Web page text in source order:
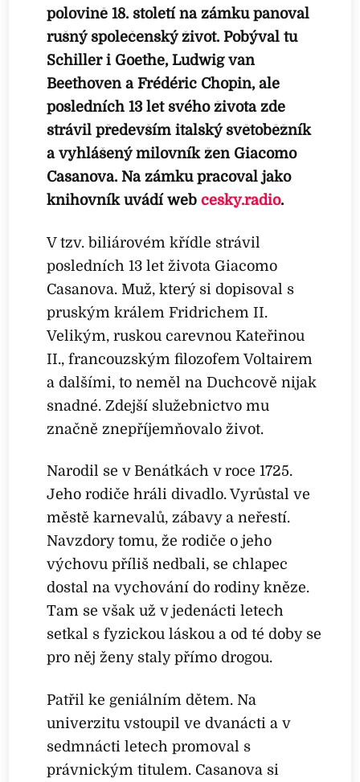
polovině 18. století na zámku panoval
rušný společenský život. Pobýval tu
Schiller i Goethe, Ludwig van
Beethoven a Frédéric Chopin, ale
posledních 13 let svého života zde
strávil především italský světoběžník
a vyhlášený milovník žen Giacomo
Casanova. Na zámku pracoval jako
knihovník uvádí webcesky.radio.
V tzv. biliárovém křídle strávil
posledních 13 let života Giacomo
Casanova. Muž, který si dopisoval s
pruským králem Fridrichem II.
Velikým, ruskou carevnou Kateřinou
II., francouzským filozofem Voltairem
a dalšími, to neměl na Duchcově nijak
snadné. Zdejší služebnictvo mu
značně znepříjemňovalo život.
Narodil se v Benátkách v roce 1725.
Jeho rodiče hráli divadlo. Vyrůstal ve
městě karnevalů, zábavy a neřestí.
Navzdory tomu, že rodiče o jeho
výchovu příliš nedbali, se chlapec
dostal na vychování do rodiny kněze.
Tam se však už v jedenácti letech
setkal s fyzickou láskou a od té doby se
pro něj ženy staly přímo drogou.
Patřil ke geniálním dětem. Na
univerzitu vstoupil ve dvanácti a v
sedmnácti letech promoval s
právnickým titulem. Casanova si